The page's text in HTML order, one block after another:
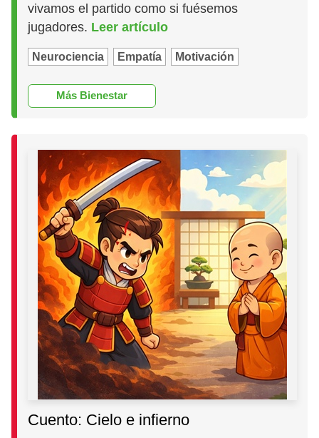
vivamos el partido como si fuésemos
jugadores. Leer artículo
Neurociencia Empatía Motivación
Más Bienestar
Cuento: Cielo e infierno